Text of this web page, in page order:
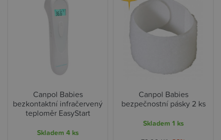
Canpol Babies
bezkontaktní infračervený
teploměr EasyStart
Skladem 4 ks
Canpol Babies
bezpečnostní pásky 2 ks
Skladem 1 ks